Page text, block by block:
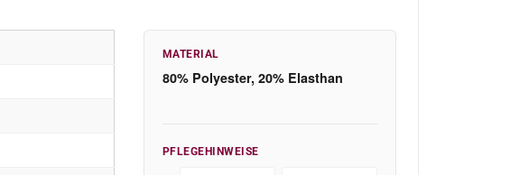
MATERIAL
80% Polyester, 20% Elasthan
PFLEGEHINWEISE